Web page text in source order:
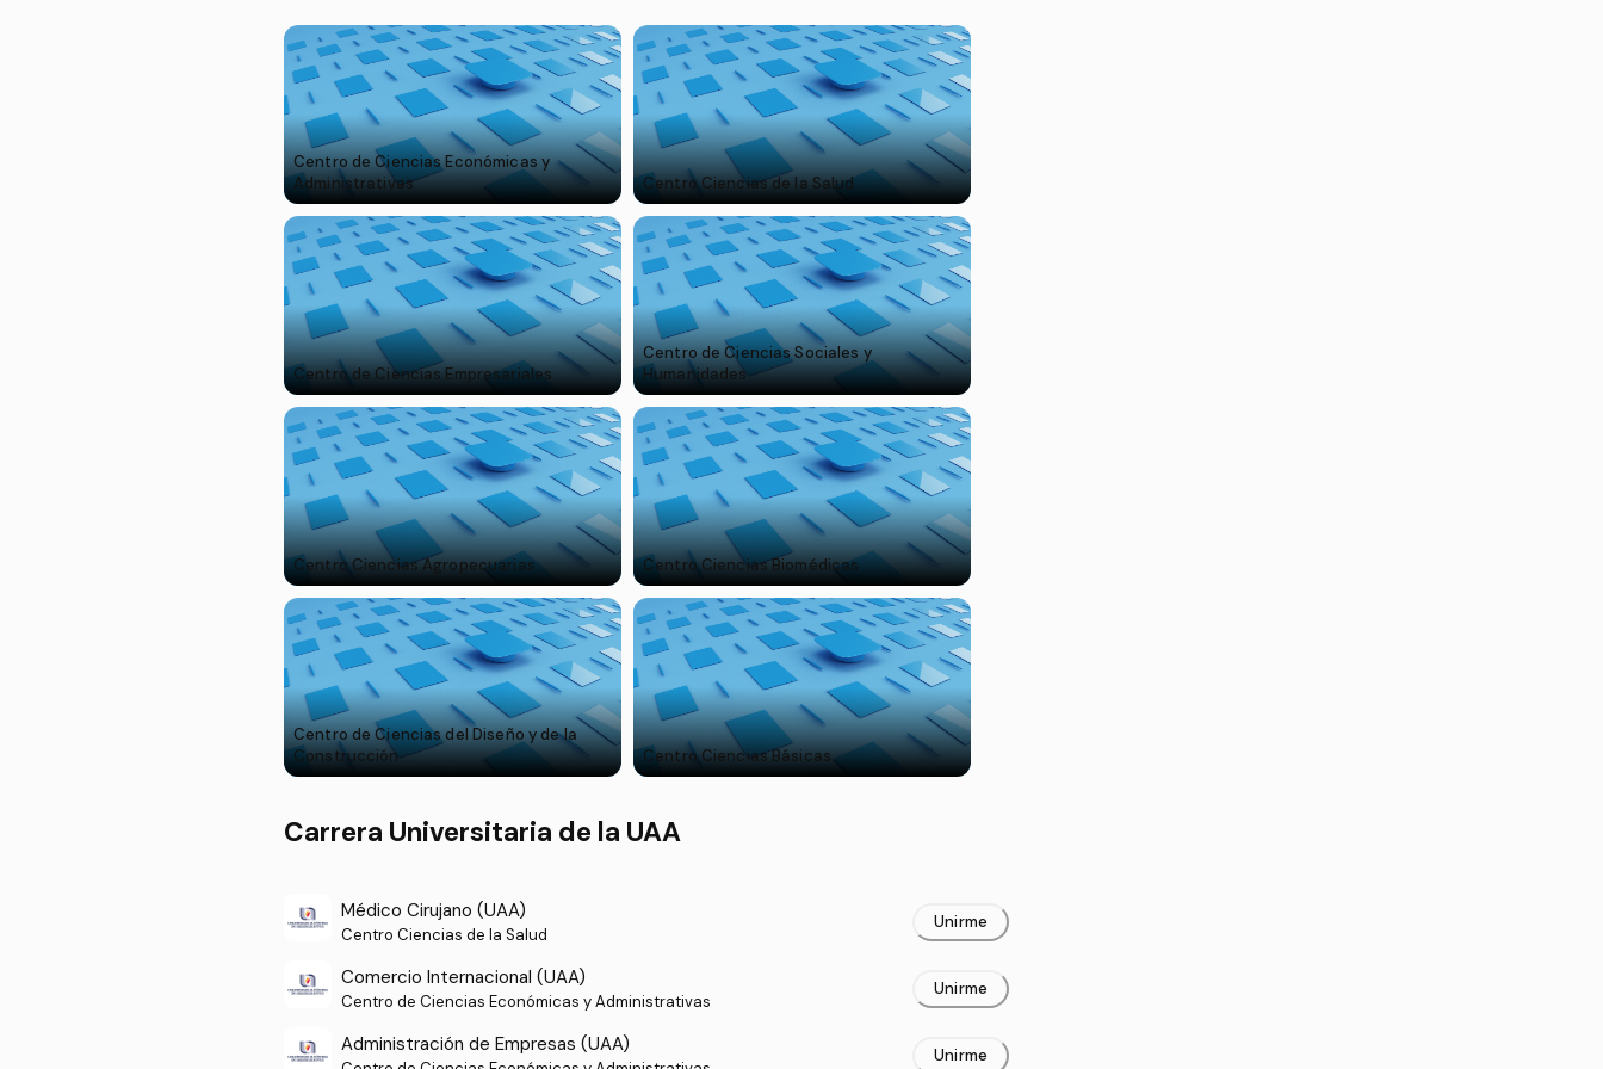
Centro de Ciencias Económicas y
Administrativas
Centro Ciencias de la Salud
Centro de Ciencias Empresariales
Centro de Ciencias Sociales y
Humanidades
Centro Ciencias Agropecuarias Centro Ciencias Biomédicas
Centro de Ciencias del Diseño y de la
Construcción
Centro Ciencias Básicas
Carrera Universitaria de la UAA
Médico Cirujano (UAA)
Centro Ciencias de la Salud
Unirme
Comercio Internacional (UAA)
Centro de Ciencias Económicas y Administrativas
Unirme
Administración de Empresas (UAA) Unirme